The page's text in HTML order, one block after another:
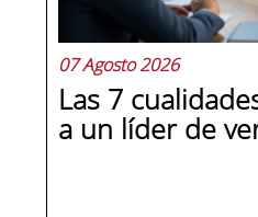
07 Agosto 2026
Las 7
a un líder de